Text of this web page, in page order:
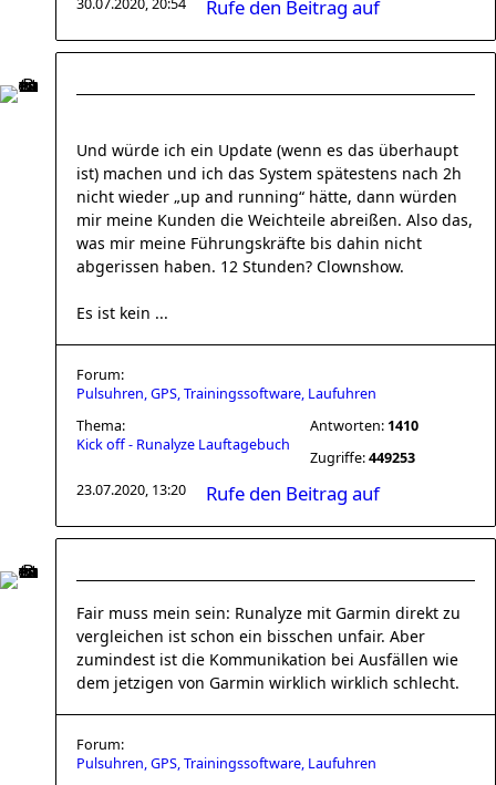
30.07.2020, 20:54 Rufe den Beitrag auf
Und würde ich ein Update (wenn es das überhaupt
ist) machen und ich das System spätestens nach 2h
nicht wieder „up and running“ hätte, dann würden
mir meine Kunden die Weichteile abreißen. Also das,
was mir meine Führungskräfte bis dahin nicht
abgerissen haben. 12 Stunden? Clownshow.
Es ist kein ...
Forum:
Pulsuhren, GPS, Trainingssoftware, Laufuhren
Thema:
Kick off - Runalyze Lauftagebuch
Antworten: 1410
Zugriffe:449253
23.07.2020, 13:20
Rufe den Beitrag auf
Fair muss mein sein: Runalyze mit Garmin direkt zu
vergleichen ist schon ein bisschen unfair. Aber
zumindest ist die Kommunikation bei Ausfällen wie
dem jetzigen von Garmin wirklich wirklich schlecht.
Forum:
Pulsuhren, GPS, Trainingssoftware, Laufuhren